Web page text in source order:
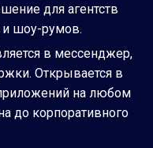
для агентств
и шоу-румов.
в мессенджер,
Открывается в
на любом
до корпоративного